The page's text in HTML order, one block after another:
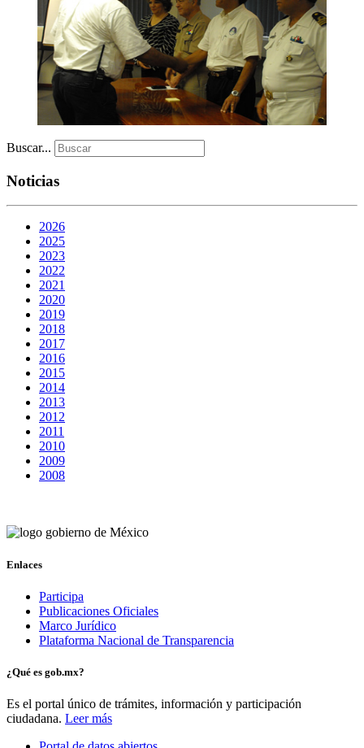
Buscar...
Noticias
2026
2025
2023
2022
2021
2020
2019
2018
2017
2016
2015
2014
2013
2012
2011
2010
2009
2008
Enlaces
Participa
Publicaciones Oficiales
Marco Jurídico
Plataforma Nacional de Transparencia
¿Qué es gob.mx?
Es el portal único de trámites, información y participación
ciudadana. Leer más